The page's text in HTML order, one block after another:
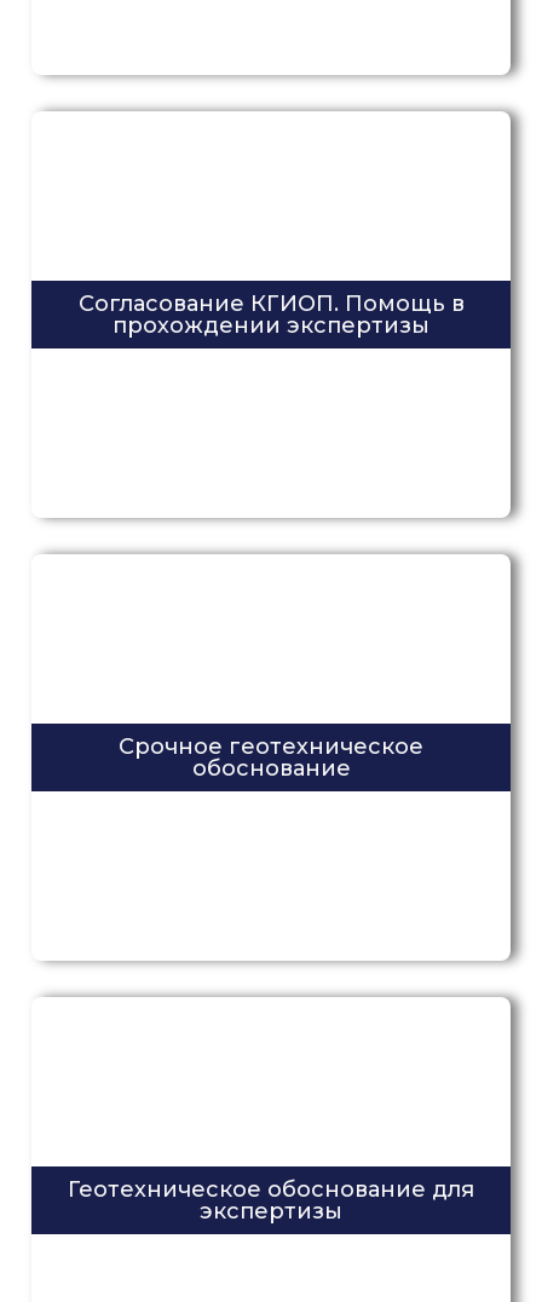
Согласование КГИОП. Помощь в
прохождении экспертизы
Срочное геотехническое
обоснование
Геотехническое обоснование для
экспертизы